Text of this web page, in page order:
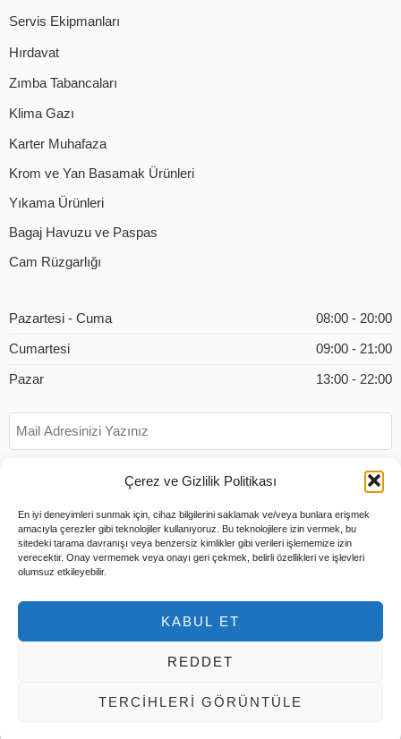
Çerez ve Gizlilik Politikası
En iyi deneyimleri sunmak için, cihaz bilgilerini saklamak ve/veya bunlara erişmek
amacıyla çerezler gibi teknolojiler kullanıyoruz. Bu teknolojilere izin vermek, bu
sitedeki tarama davranışı veya benzersiz kimlikler gibi verileri işlememize izin
verecektir. Onay vermemek veya onayı geri çekmek, belirli özellikleri ve işlevleri
olumsuz etkileyebilir.
KABUL ET
REDDET
TERCIHLERI GÖRÜNTÜLE
Servis Ekipmanları
Hırdavat
Zımba Tabancaları
Klima Gazı
Karter Muhafaza
Krom ve Yan Basamak Ürünleri
Yıkama Ürünleri
Bagaj Havuzu ve Paspas
Cam Rüzgarlığı
Pazartesi - Cuma 08:00 - 20:00
Cumartesi 09:00 - 21:00
Pazar 13:00 - 22:00
© 2026 Tüm Hakları Saklıdır |
Hesabım Ödeme Sepet Hakkımızda